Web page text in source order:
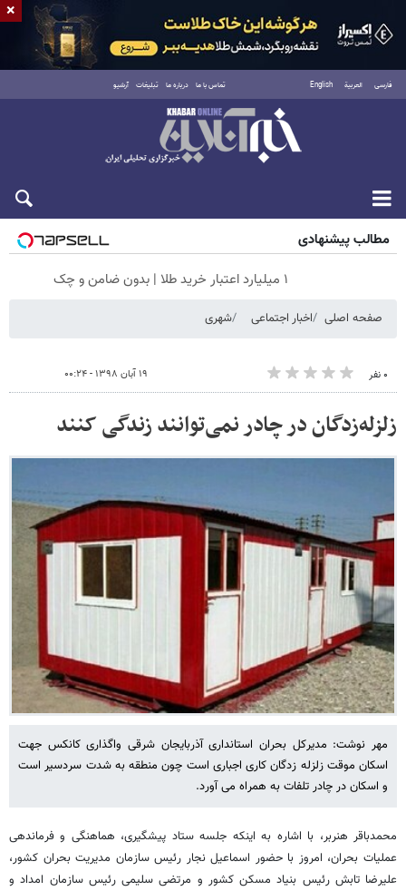
فارسی العربية English تماس با ما درباره ما تبلیغات آرشیو
جمعه ۱۶ مرداد ۱۴۰۵
مطالب پیشنهادی
۱ میلیارد اعتبار خرید طلا | بدون ضامن و چک
صفحه اصلی اخبار اجتماعی شهری
۰ نفر ۱۹ آبان ۱۳۹۸ - ۰۰:۲۴
زلزله‌زدگان در چادر نمی‌توانند زندگی کنند
مهر نوشت: مدیرکل بحران استانداری آذربایجان شرقی واگذاری کانکس جهت
اسکان موقت زلزله زدگان کاری اجباری است چون منطقه به شدت سردسیر است
و اسکان در چادر تلفات به همراه می آورد.
محمدباقر هنربر، با اشاره به اینکه جلسه ستاد پیشگیری، هماهنگی و فرماندهی
عملیات بحران، امروز با حضور اسماعیل نجار رئیس سازمان مدیریت بحران کشور،
علیرضا تابش رئیس بنیاد مسکن کشور و مرتضی سلیمی رئیس سازمان امداد و
×